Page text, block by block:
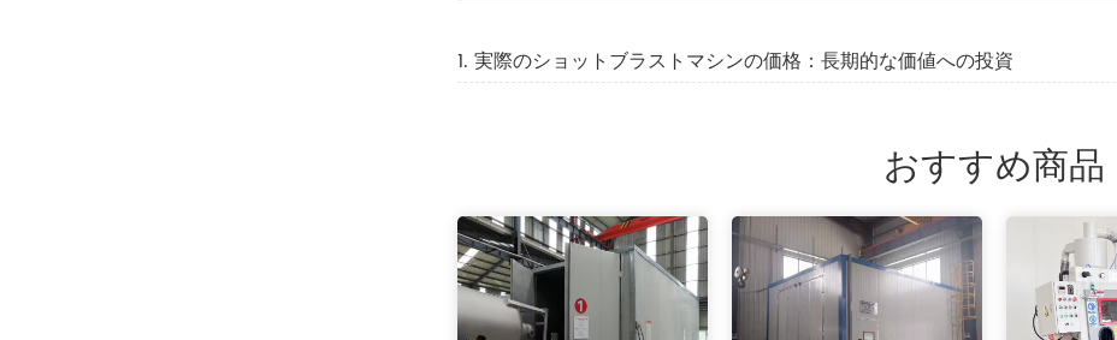
1.​ 実際のショットブラストマシンの価格：長期的な価値への投資
おすすめ商品